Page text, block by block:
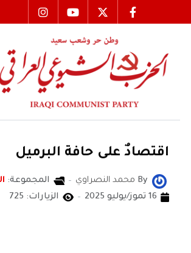
‏اقتصادٌ على حافة البرميل
By محمد النصراوي المجموعة:
16 تموز/يوليو 2025
الزيارات: 725